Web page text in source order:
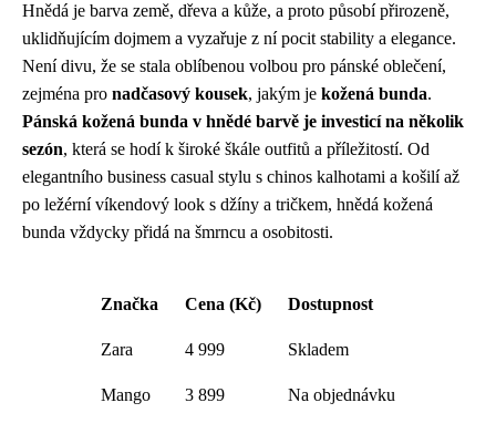
Hnědá je barva země, dřeva a kůže, a proto působí přirozeně,
uklidňujícím dojmem a vyzařuje z ní pocit stability a elegance.
Není divu, že se stala oblíbenou volbou pro pánské oblečení,
zejména pro nadčasový kousek, jakým je kožená bunda.
Pánská kožená bunda v hnědé barvě je investicí na několik
sezón, která se hodí k široké škále outfitů a příležitostí. Od
elegantního business casual stylu s chinos kalhotami a košilí až
po ležérní víkendový look s džíny a tričkem, hnědá kožená
bunda vždycky přidá na šmrncu a osobitosti.
Značka Cena (Kč) Dostupnost
Zara 4 999 Skladem
Mango 3 899 Na objednávku